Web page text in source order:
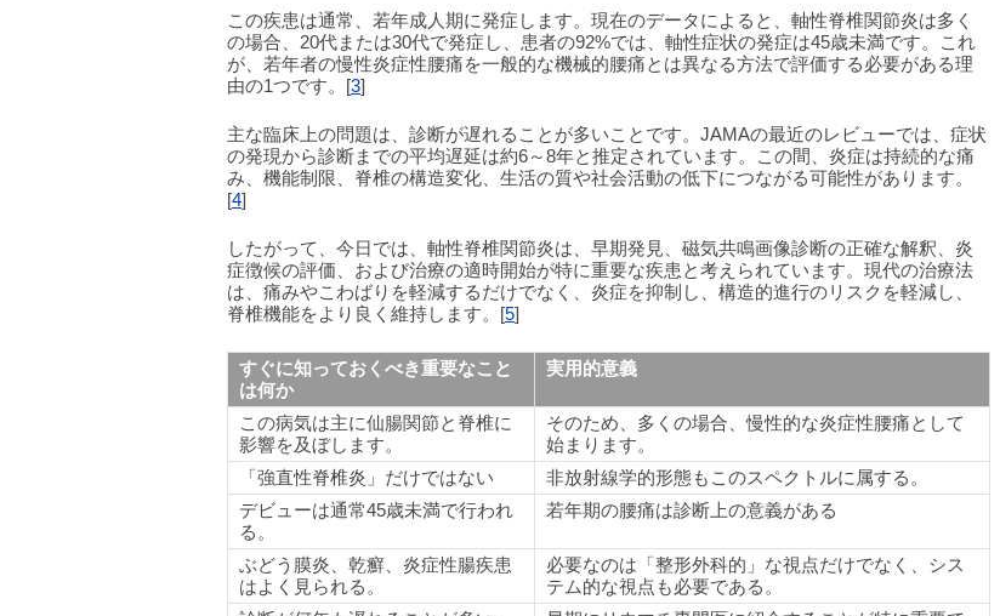
この疾患は通常、若年成人期に発症します。現在のデータによると、軸性脊椎関節炎は多く
の場合、20代または30代で発症し、患者の92%では、軸性症状の発症は45歳未満です。これ
が、若年者の慢性炎症性腰痛を一般的な機械的腰痛とは異なる方法で評価する必要がある理
由の1つです。[3]
主な臨床上の問題は、診断が遅れることが多いことです。JAMAの最近のレビューでは、症状
の発現から診断までの平均遅延は約6～8年と推定されています。この間、炎症は持続的な痛
み、機能制限、脊椎の構造変化、生活の質や社会活動の低下につながる可能性があります。
[4]
したがって、今日では、軸性脊椎関節炎は、早期発見、磁気共鳴画像診断の正確な解釈、炎
症徴候の評価、および治療の適時開始が特に重要な疾患と考えられています。現代の治療法
は、痛みやこわばりを軽減するだけでなく、炎症を抑制し、構造的進行のリスクを軽減し、
脊椎機能をより良く維持します。[5]
すぐに知っておくべき重要なこと
は何か
実用的意義
この病気は主に仙腸関節と脊椎に
影響を及ぼします。
そのため、多くの場合、慢性的な炎症性腰痛として
始まります。
「強直性脊椎炎」だけではない
非放射線学的形態もこのスペクトルに属する。
デビューは通常45歳未満で行われ
る。
若年期の腰痛は診断上の意義がある
ぶどう膜炎、乾癬、炎症性腸疾患
はよく見られる。
必要なのは「整形外科的」な視点だけでなく、シス
テム的な視点も必要である。